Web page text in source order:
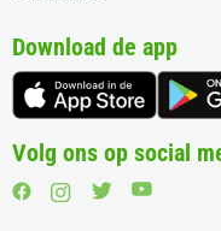
Download de app
Volg ons op social